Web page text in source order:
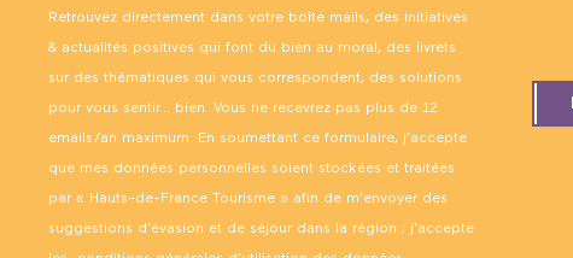
Retrouvez directement dans votre boîte mails, des initiatives
& actualités positives qui font du bien au moral, des livrets
sur des thématiques qui vous correspondent, des solutions
pour vous sentir… bien. Vous ne recevrez pas plus de 12
emails/an maximum. En soumettant ce formulaire, j’accepte
que mes données personnelles soient stockées et traitées
par « Hauts-de-France Tourisme » afin de m’envoyer des
suggestions d’évasion et de séjour dans la région ; j’accepte